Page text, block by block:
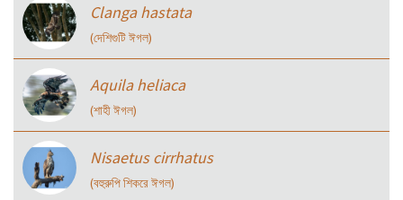
Clanga hastata
(দেশিগুটি ঈগল)
Aquila heliaca
(শাহী ঈগল)
Nisaetus cirrhatus
(বহুরুপি শিকরে ঈগল)